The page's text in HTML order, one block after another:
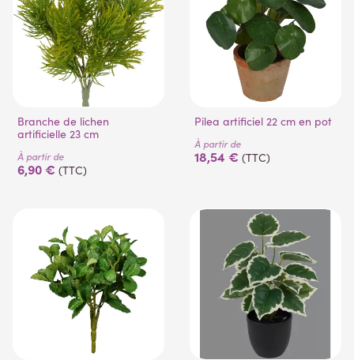
Branche de lichen
artificielle 23 cm
À partir de
6,90 € (TTC)
Pilea artificiel 22 cm en pot
À partir de
18,54 € (TTC)